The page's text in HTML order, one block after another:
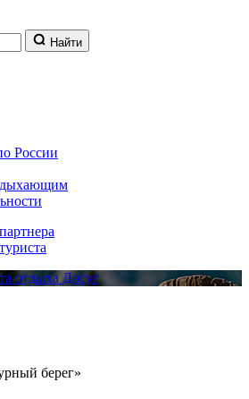
Найти
России
отдыха Досуг
берег»